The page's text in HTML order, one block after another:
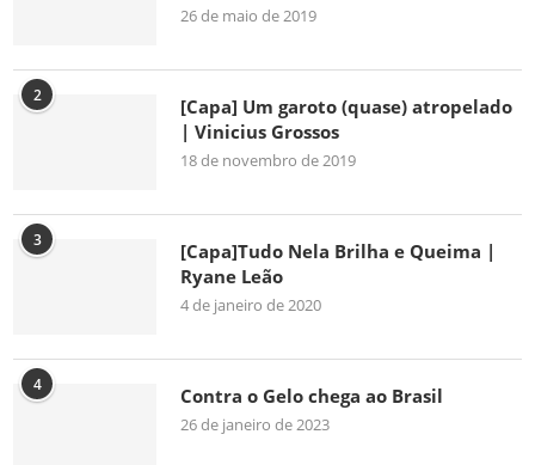
26 de maio de 2019
2
[Capa] Um garoto (quase) atropelado
| Vinicius Grossos
18 de novembro de 2019
3
[Capa]Tudo Nela Brilha e Queima |
Ryane Leão
4 de janeiro de 2020
4 Contra o Gelo chega ao Brasil
26 de janeiro de 2023